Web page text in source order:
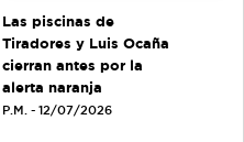
Las piscinas de
Tiradores y Luis Ocaña
cierran antes por la
alerta naranja
P.M. - 12/07/2026